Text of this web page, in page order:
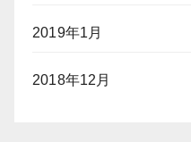
2019年1月
2018年12月